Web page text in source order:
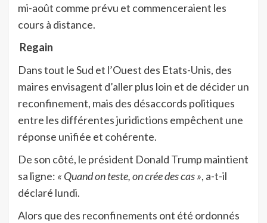
mi-août comme prévu et commenceraient les
cours à distance.
Regain
Dans tout le Sud et l’Ouest des Etats-Unis, des
maires envisagent d’aller plus loin et de décider un
reconfinement, mais des désaccords politiques
entre les différentes juridictions empêchent une
réponse unifiée et cohérente.
De son côté, le président Donald Trump maintient
sa ligne: « Quand on teste, on crée des cas », a-t-il
déclaré lundi.
Alors que des reconfinements ont été ordonnés